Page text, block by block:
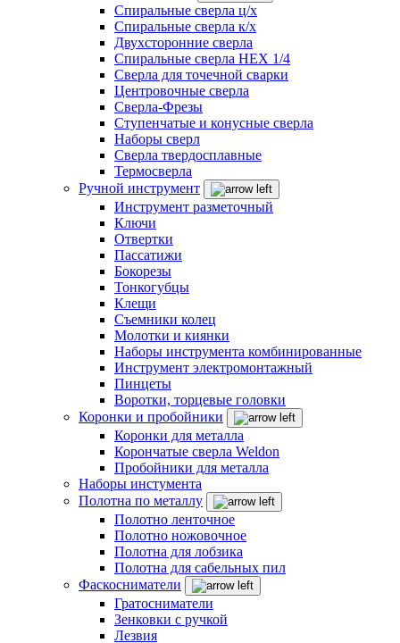
Спиральные сверла ц/х
Спиральные сверла к/х
Двухсторонние сверла
Спиральные сверла HEX 1/4
Сверла для точечной сварки
Центровочные сверла
Сверла-Фрезы
Ступенчатые и конусные сверла
Наборы сверл
Сверла твердосплавные
Термосверла
Ручной инструмент
Инструмент разметочный
Ключи
Отвертки
Пассатижи
Бокорезы
Тонкогубцы
Клещи
Съемники колец
Молотки и киянки
Наборы инструмента комбинированные
Инструмент электромонтажный
Пинцеты
Воротки, торцевые головки
Коронки и пробойники
Коронки для металла
Корончатые сверла Weldon
Пробойники для металла
Наборы инстумента
Полотна по металлу
Полотно ленточное
Полотно ножовочное
Полотна для лобзика
Полотна для сабельных пил
Фаскосниматели
Гратосниматели
Зенковки с ручкой
Лезвия